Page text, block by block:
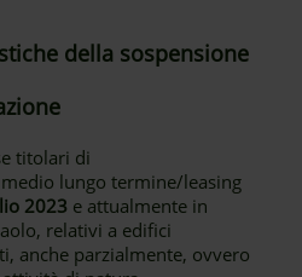
della sospensione
titolari di
lungo termine/leasing
2023 e attualmente in
relativi a edifici
anche parzialmente, ovvero